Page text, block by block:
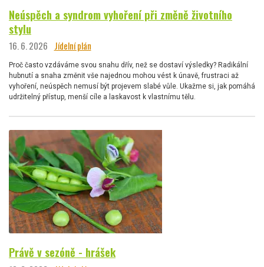
Neúspěch a syndrom vyhoření při změně životního
stylu
16. 6. 2026 Jídelní plán
Proč často vzdáváme svou snahu dřív, než se dostaví výsledky? Radikální
hubnutí a snaha změnit vše najednou mohou vést k únavě, frustraci až
vyhoření, neúspěch nemusí být projevem slabé vůle. Ukažme si, jak pomáhá
udržitelný přístup, menší cíle a laskavost k vlastnímu tělu.
Právě v sezóně - hrášek